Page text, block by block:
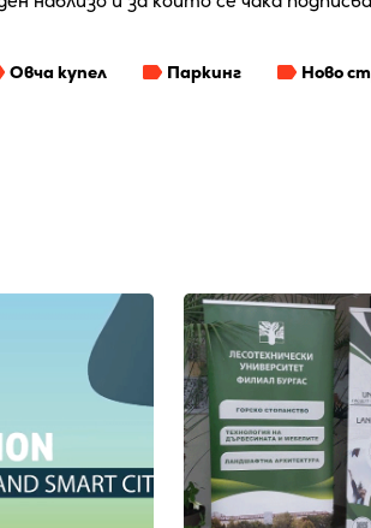
Овча купел Паркинг Ново